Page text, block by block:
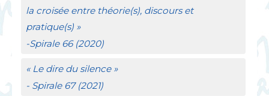
la croisée entre théorie(s), discours et
pratique(s) »
-Spirale66 (2020)
« Le dire du silence »
- Spirale67 (2021)